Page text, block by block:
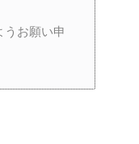
うお願い申